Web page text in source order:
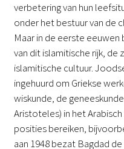
verbetering van hun
onder het bestuur van de
Maar in de eerste
van dit islamitische rijk, de
islamitische cultuur.
ingehuurd om Griekse
wiskunde, de
Aristoteles) in het
posities bereiken,
aan 1948 bezat Bagdad